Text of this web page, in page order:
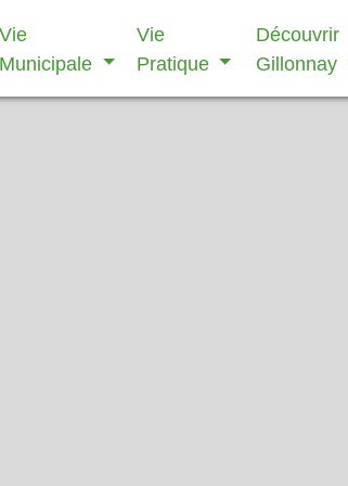
Vie
Municipale
Vie
Pratique
Découvrir
Gillonnay